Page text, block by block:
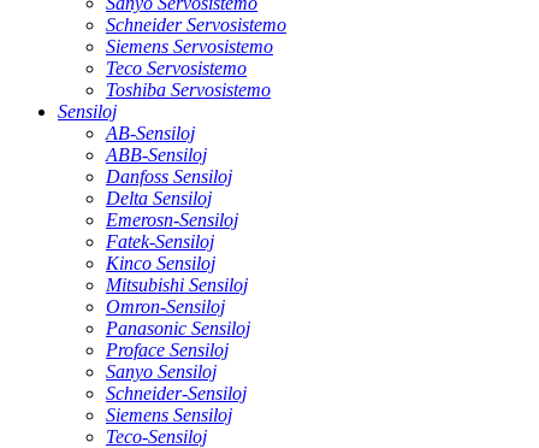
Schneider Servosistemo
Siemens Servosistemo
Teco Servosistemo
Toshiba Servosistemo
Sensiloj
AB-Sensiloj
ABB-Sensiloj
Danfoss Sensiloj
Delta Sensiloj
Emerosn-Sensiloj
Fatek-Sensiloj
Kinco Sensiloj
Mitsubishi Sensiloj
Omron-Sensiloj
Panasonic Sensiloj
Proface Sensiloj
Sanyo Sensiloj
Schneider-Sensiloj
Siemens Sensiloj
Teco-Sensiloj